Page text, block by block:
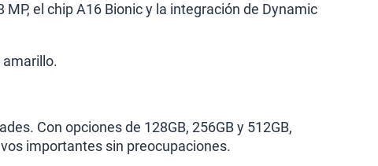
el chip A16 Bionic y la integración de Dynamic
amarillo.
Con opciones de 128GB, 256GB y 512GB,
importantes sin preocupaciones.